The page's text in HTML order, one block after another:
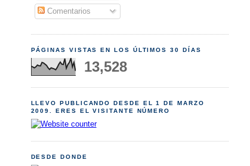
Comentarios
PÁGINAS VISTAS EN LOS ÚLTIMOS 30 DÍAS
13,528
LLEVO PUBLICANDO DESDE EL 1 DE MARZO
2009. ERES EL VISITANTE NÚMERO
DESDE DONDE